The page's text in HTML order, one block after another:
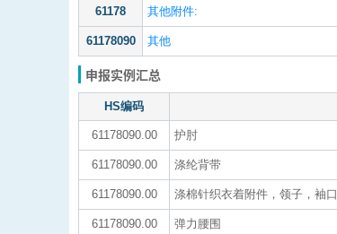
61178 其他附件:
61178090 其他
申报实例汇总
HS编码
61178090.00 护肘
61178090.00 涤纶背带
61178090.00 涤棉针织衣着附件，领子，袖口
61178090.00 弹力腰围